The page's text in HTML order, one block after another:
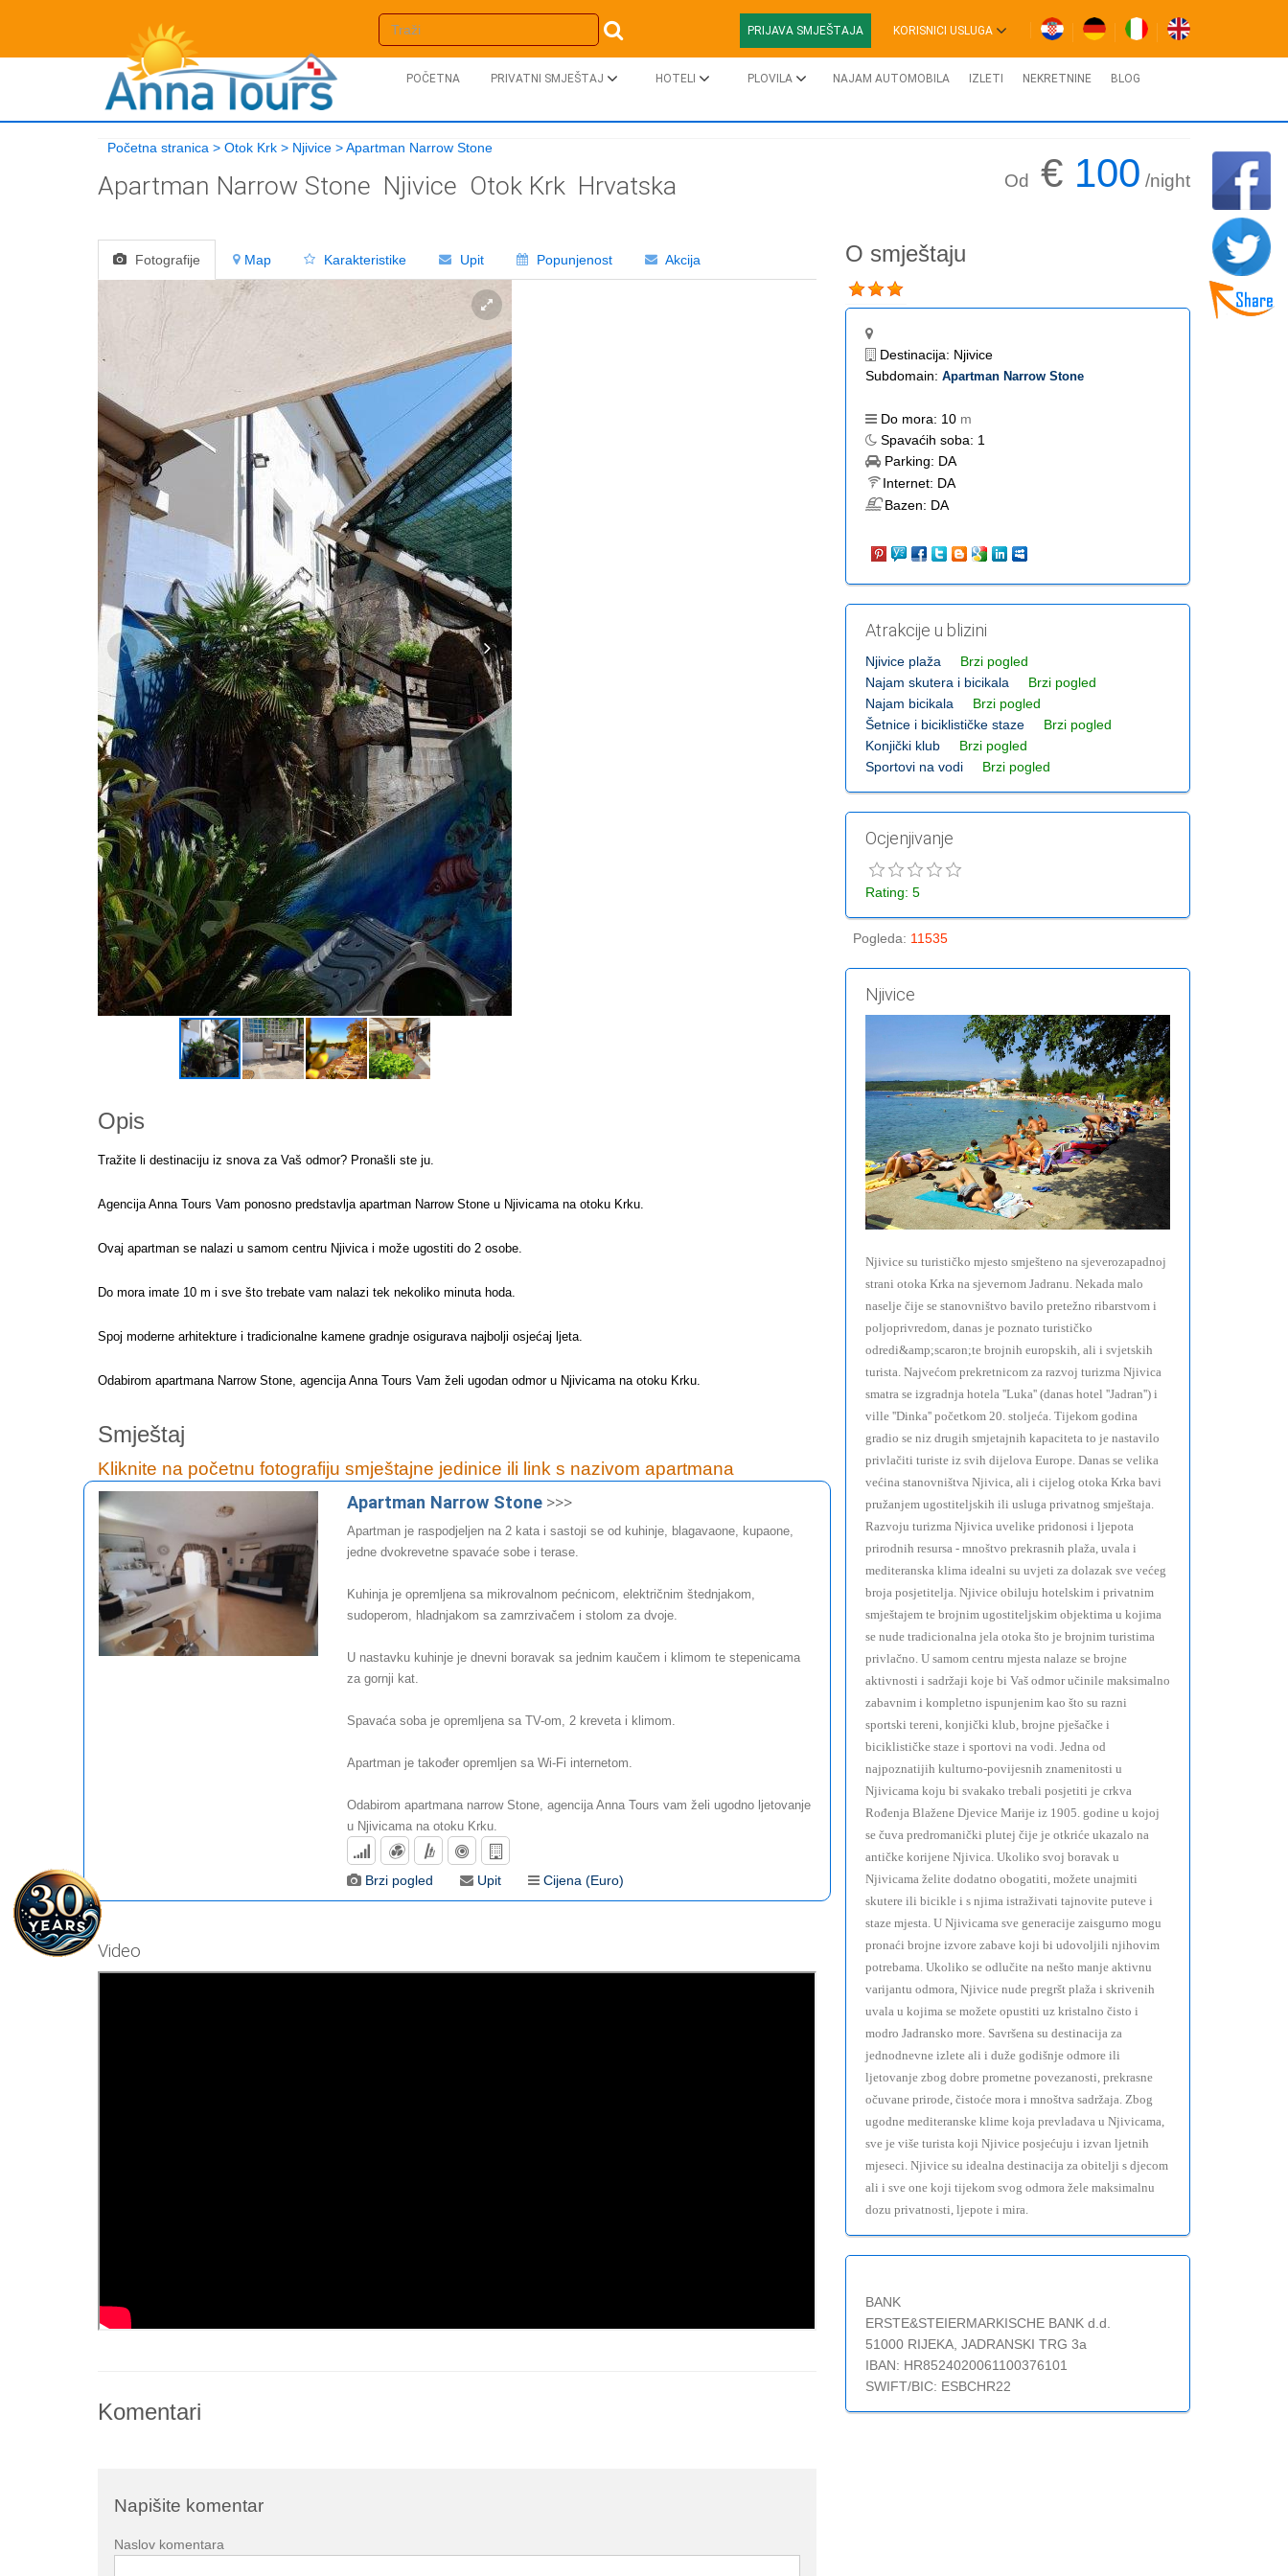
PRIJAVA SMJEŠTAJA KORISNICI USLUGA
POČETNA PRIVATNI SMJEŠTAJ HOTELI PLOVILA NAJAM AUTOMOBILA IZLETI NEKRETNINE BLOG
Početna stranica > Otok Krk > Njivice >Apartman Narrow Stone
Apartman Narrow Stone Njivice Otok Krk Hrvatska Od € 100 /night
Fotografije Map Karakteristike Upit Popunjenost Akcija
Opis
Tražite li destinaciju iz snova za Vaš odmor? Pronašli ste ju.
Agencija Anna Tours Vam ponosno predstavlja apartman Narrow Stone u Njivicama na otoku Krku.
Ovaj apartman se nalazi u samom centru Njivica i može ugostiti do 2 osobe.
Do mora imate 10 m i sve što trebate vam nalazi tek nekoliko minuta hoda.
Spoj moderne arhitekture i tradicionalne kamene gradnje osigurava najbolji osjećaj ljeta.
Odabirom apartmana Narrow Stone, agencija Anna Tours Vam želi ugodan odmor u Njivicama na otoku Krku.
Smještaj
Kliknite na početnu fotografiju smještajne jedinice ili link s nazivom apartmana
Apartman Narrow Stone >>>
Apartman je raspodjeljen na 2 kata i sastoji se od kuhinje, blagavaone, kupaone,
jedne dvokrevetne spavaće sobe i terase.
Kuhinja je opremljena sa mikrovalnom pećnicom, električnim štednjakom,
sudoperom, hladnjakom sa zamrzivačem i stolom za dvoje.
U nastavku kuhinje je dnevni boravak sa jednim kaučem i klimom te stepenicama
za gornji kat.
Spavaća soba je opremljena sa TV-om, 2 kreveta i klimom.
Apartman je također opremljen sa Wi-Fi internetom.
Odabirom apartmana narrow Stone, agencija Anna Tours vam želi ugodno ljetovanje
u Njivicama na otoku Krku.
Brzi pogled Upit Cijena (Euro)
Video
Komentari
Napišite komentar
Naslov komentara
O smještaju
Destinacija: Njivice
Subdomain: Apartman Narrow Stone
Do mora: 10 m
Spavaćih soba: 1
Parking: DA
Internet: DA
Bazen: DA
Atrakcije u blizini
Njivice plaža
Brzi pogled
Najam skutera i bicikala
Brzi pogled
Najam bicikala
Brzi pogled
Šetnice i biciklističke staze
Brzi pogled
Konjički klub
Brzi pogled
Sportovi na vodi
Brzi pogled
Ocjenjivanje
Rating: 5
Pogleda: 11535
Njivice
Njivice su turističko mjesto smješteno na sjeverozapadnoj
strani otoka Krka na sjevernom Jadranu. Nekada malo
naselje čije se stanovništvo bavilo pretežno ribarstvom i
poljoprivredom, danas je poznato turističko
odredi&amp;scaron;te brojnih europskih, ali i svjetskih
turista. Najvećom prekretnicom za razvoj turizma Njivica
smatra se izgradnja hotela ''Luka'' (danas hotel ''Jadran'') i
ville ''Dinka'' početkom 20. stoljeća. Tijekom godina
gradio se niz drugih smjetajnih kapaciteta to je nastavilo
privlačiti turiste iz svih dijelova Europe. Danas se velika
većina stanovništva Njivica, ali i cijelog otoka Krka bavi
pružanjem ugostiteljskih ili usluga privatnog smještaja.
Razvoju turizma Njivica uvelike pridonosi i ljepota
prirodnih resursa - mnoštvo prekrasnih plaža, uvala i
mediteranska klima idealni su uvjeti za dolazak sve većeg
broja posjetitelja. Njivice obiluju hotelskim i privatnim
smještajem te brojnim ugostiteljskim objektima u kojima
se nude tradicionalna jela otoka što je brojnim turistima
privlačno. U samom centru mjesta nalaze se brojne
aktivnosti i sadržaji koje bi Vaš odmor učinile maksimalno
zabavnim i kompletno ispunjenim kao što su razni
sportski tereni, konjički klub, brojne pješačke i
biciklističke staze i sportovi na vodi. Jedna od
najpoznatijih kulturno-povijesnih znamenitosti u
Njivicama koju bi svakako trebali posjetiti je crkva
Rođenja Blažene Djevice Marije iz 1905. godine u kojoj
se čuva predromanički plutej čije je otkriće ukazalo na
antičke korijene Njivica. Ukoliko svoj boravak u
Njivicama želite dodatno obogatiti, možete unajmiti
skutere ili bicikle i s njima istraživati tajnovite puteve i
staze mjesta. U Njivicama sve generacije zaisgurno mogu
pronaći brojne izvore zabave koji bi udovoljili njihovim
potrebama. Ukoliko se odlučite na nešto manje aktivnu
varijantu odmora, Njivice nude pregršt plaža i skrivenih
uvala u kojima se možete opustiti uz kristalno čisto i
modro Jadransko more. Savršena su destinacija za
jednodnevne izlete ali i duže godišnje odmore ili
ljetovanje zbog dobre prometne povezanosti, prekrasne
očuvane prirode, čistoće mora i mnoštva sadržaja. Zbog
ugodne mediteranske klime koja prevladava u Njivicama,
sve je više turista koji Njivice posjećuju i izvan ljetnih
mjeseci. Njivice su idealna destinacija za obitelji s djecom
ali i sve one koji tijekom svog odmora žele maksimalnu
dozu privatnosti, ljepote i mira.
BANK
ERSTE&STEIERMARKISCHE BANK d.d.
51000 RIJEKA, JADRANSKI TRG 3a
IBAN: HR8524020061100376101
SWIFT/BIC: ESBCHR22